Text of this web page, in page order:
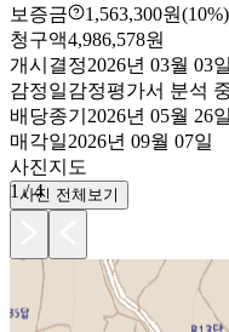
보증금
1,563,300원(10%)
청구액4,986,578원
개시결정2026년 03월 03일
감정일감정평가서 분석
배당종기 2026년 05월 26일
매각일2026년 09월 07일
사진지도
1 /4
사진 전체보기